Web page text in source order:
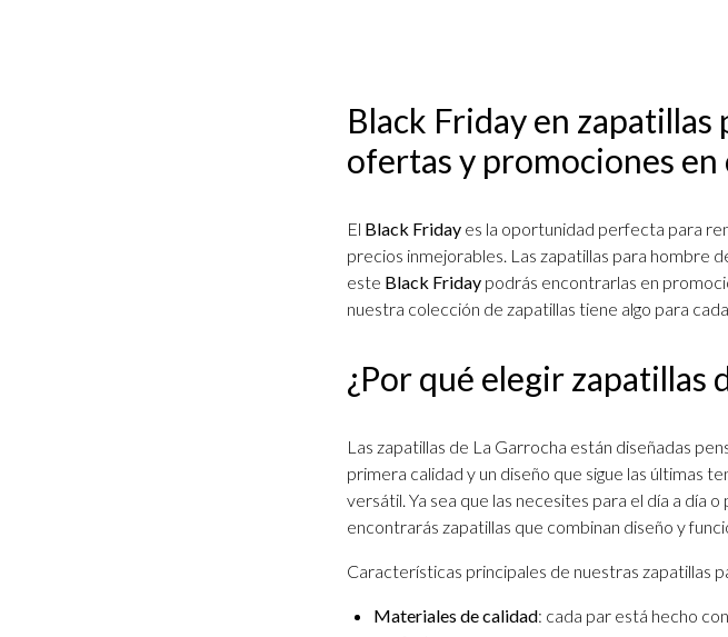
Black Friday en
ofertas y promociones en
El Black Friday es la oportunidad perfecta para
precios inmejorables. Las zapatillas para hombre
este Black Friday podrás encontrarlas en
nuestra colección de zapatillas tiene algo para
¿Por qué elegir zapatillas
Las zapatillas de La Garrocha están diseñadas
primera calidad y un diseño que sigue las últimas
versátil. Ya sea que las necesites para el día a día
encontrarás zapatillas que combinan diseño y
Características principales de nuestras zapatillas
Materiales de calidad: cada par está hecho